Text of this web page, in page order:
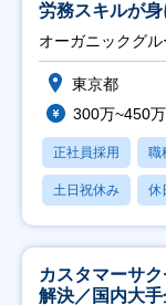
労務スキルが
会社】
オーガニックグ
東京都
300万~450万
正社員採用 職
土日祝休み 休
カスタマーサ
解決／国内大手